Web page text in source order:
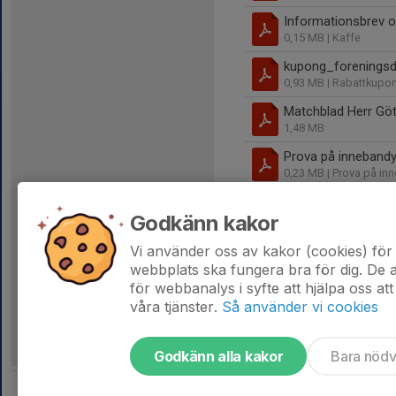
Informationsbrev
0,15 MB | Kaffe
0,93 MB |
Matchblad Herr
1,48 MB
Prova på
0,23 MB | Prova på
Västergötlands TF
0,18 MB
Godkänn kakor
Vi använder oss av kakor (cookies)
webbplats ska fungera bra för dig. De
för webbanalys i syfte att hjälpa oss
våra tjänster. Så använder vi cookies
Godkänn alla kakor Bara